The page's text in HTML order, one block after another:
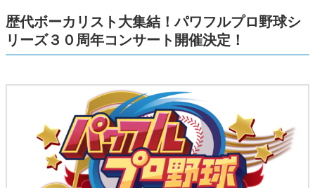
歴代ボーカリスト大集結！パワフルプロ野球シ
リーズ３０周年コンサート開催決定！